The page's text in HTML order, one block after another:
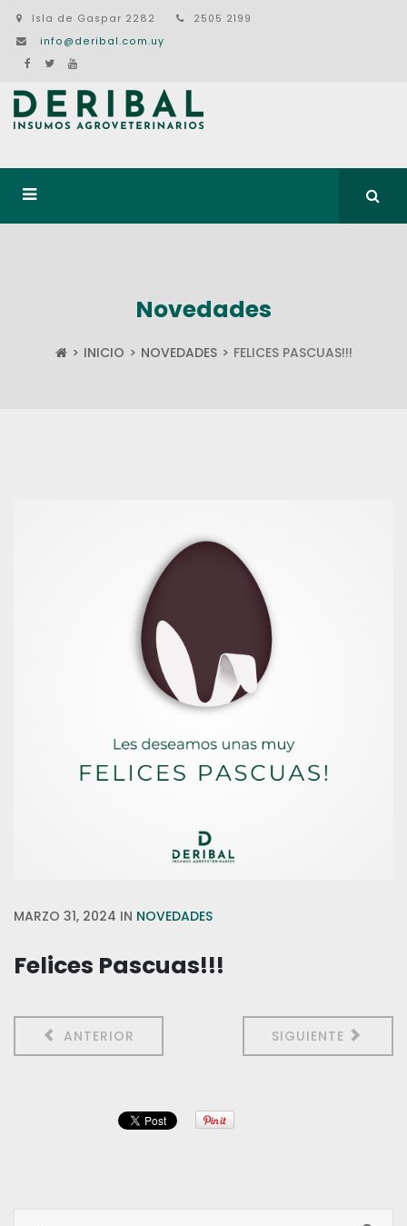
Isla de Gaspar 2282
2505 2199
info@deribal.com.uy
Novedades
INICIO NOVEDADES FELICES PASCUAS!!!
MARZO 31, 2024 IN NOVEDADES
Felices Pascuas!!!
ANTERIOR SIGUIENTE